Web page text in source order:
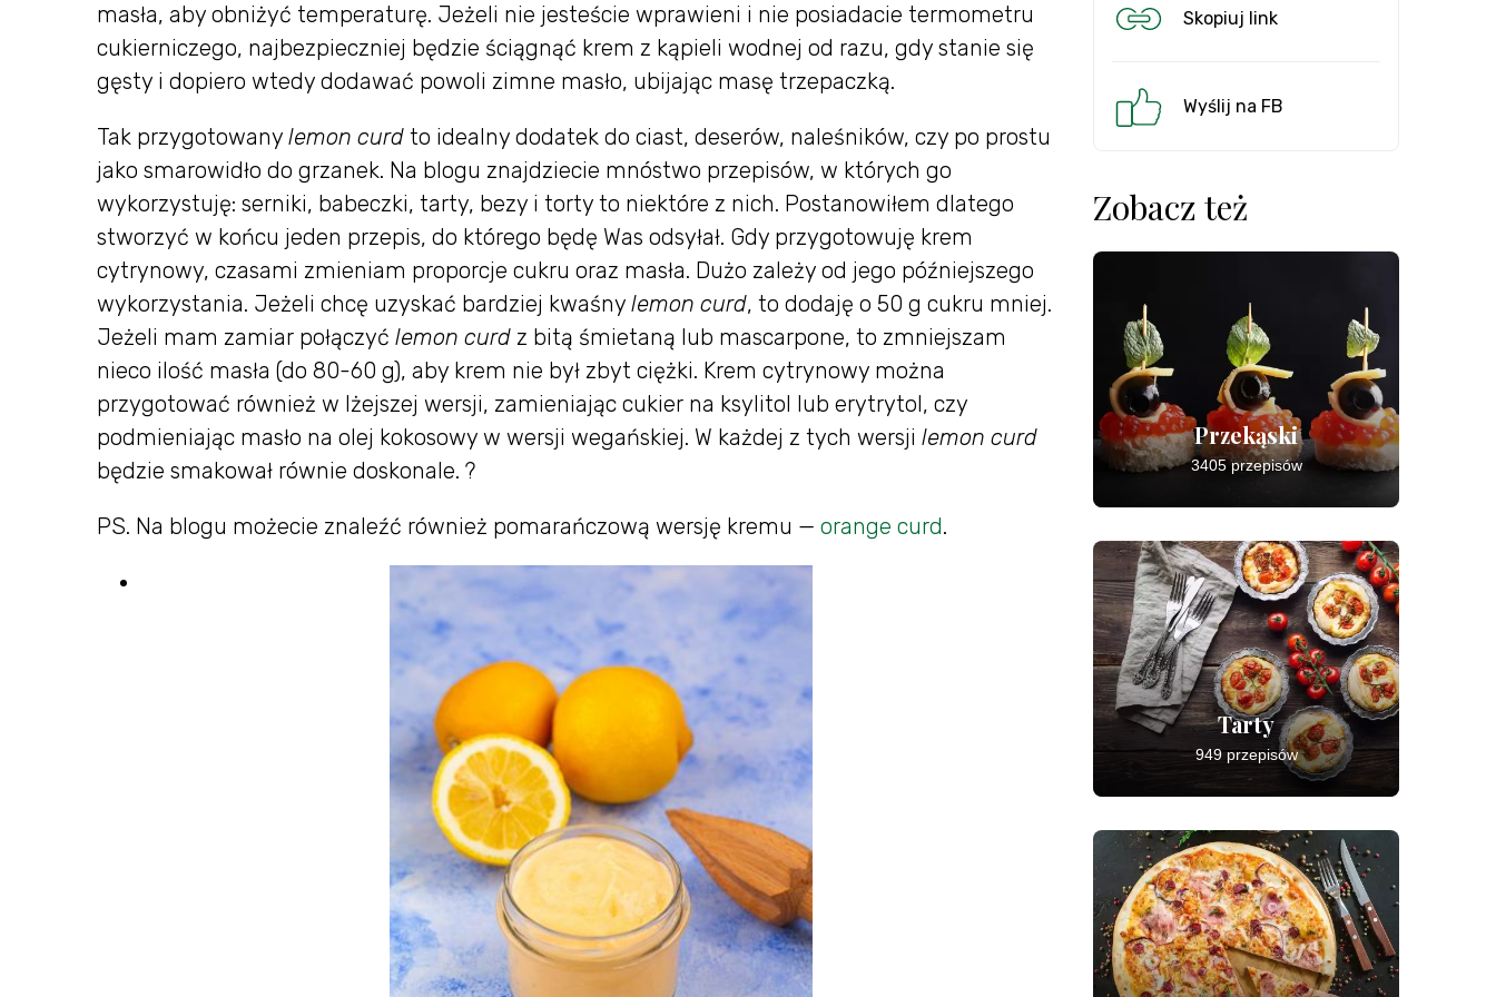
masła, aby obniżyć temperaturę. Jeżeli nie jesteście wprawieni i nie posiadacie termometru
cukierniczego, najbezpieczniej będzie ściągnąć krem z kąpieli wodnej od razu, gdy stanie się
gęsty i dopiero wtedy dodawać powoli zimne masło, ubijając masę trzepaczką.
Tak przygotowany lemon curd to idealny dodatek do ciast, deserów, naleśników, czy po prostu
jako smarowidło do grzanek. Na blogu znajdziecie mnóstwo przepisów, w których go
wykorzystuję: serniki, babeczki, tarty, bezy i torty to niektóre z nich. Postanowiłem dlatego
stworzyć w końcu jeden przepis, do którego będę Was odsyłał. Gdy przygotowuję krem
cytrynowy, czasami zmieniam proporcje cukru oraz masła. Dużo zależy od jego późniejszego
wykorzystania. Jeżeli chcę uzyskać bardziej kwaśny lemon curd, to dodaję o 50 g cukru mniej.
Jeżeli mam zamiar połączyć lemon curd z bitą śmietaną lub mascarpone, to zmniejszam
nieco ilość masła (do 80-60 g), aby krem nie był zbyt ciężki. Krem cytrynowy można
przygotować również w lżejszej wersji, zamieniając cukier na ksylitol lub erytrytol, czy
podmieniając masło na olej kokosowy w wersji wegańskiej. W każdej z tych wersji lemon curd
będzie smakował równie doskonale. ?
PS. Na blogu możecie znaleźć również pomarańczową wersję kremu — orange curd.
Skopiuj link
Wyślij na FB
Zobacz też
Przekąski
3405 przepisów
Tarty
949 przepisów